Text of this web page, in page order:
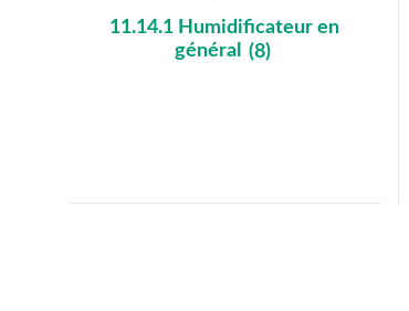
11.14.1 Humidificateur en
général
(8)